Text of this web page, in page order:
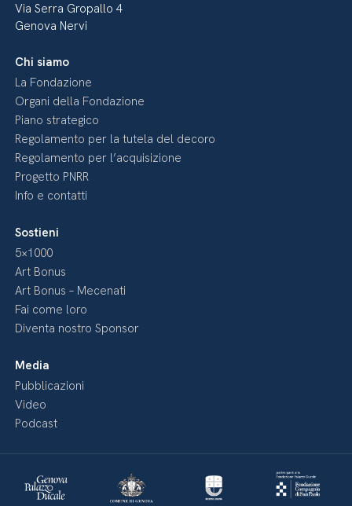
Via Serra Gropallo 4
Genova Nervi
Chi siamo
La Fondazione
Organi della Fondazione
Piano strategico
Regolamento per la tutela del decoro
Regolamento per l’acquisizione
Progetto PNRR
Info e contatti
Sostieni
5×1000
Art Bonus
Art Bonus – Mecenati
Fai come loro
Diventa nostro Sponsor
Media
Pubblicazioni
Video
Podcast